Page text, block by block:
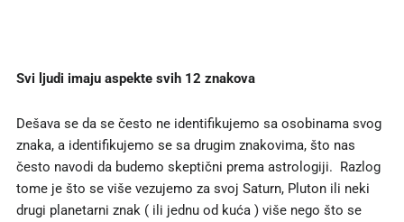
Svi ljudi imaju aspekte svih 12 znakova
Dešava se da se često ne identifikujemo sa osobinama svog
znaka, a identifikujemo se sa drugim znakovima, što nas
često navodi da budemo skeptični prema astrologiji. Razlog
tome je što se više vezujemo za svoj Saturn, Pluton ili neki
drugi planetarni znak ( ili jednu od kuća ) više nego što se